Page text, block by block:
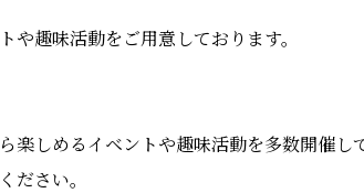
や趣味活動をご用意しております。
楽しめるイベントや趣味活動を多数開催
ださい。